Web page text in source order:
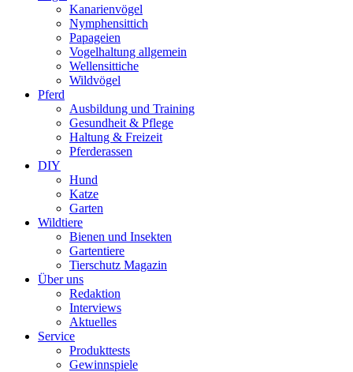
Kanarienvögel
Nymphensittich
Papageien
Vogelhaltung allgemein
Wellensittiche
Wildvögel
Pferd
Ausbildung und Training
Gesundheit & Pflege
Haltung & Freizeit
Pferderassen
DIY
Hund
Katze
Garten
Wildtiere
Bienen und Insekten
Gartentiere
Tierschutz Magazin
Über uns
Redaktion
Interviews
Aktuelles
Service
Produkttests
Gewinnspiele